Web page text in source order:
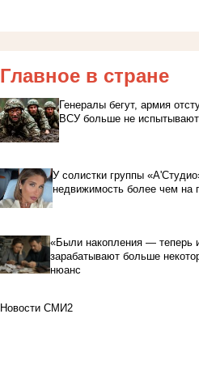
Главное в стране
Генералы бегут, армия
ВСУ больше не
У солистки группы
недвижимость более чем на
«Были накопления — теперь
зарабатывают больше
нюанс
Новости СМИ2